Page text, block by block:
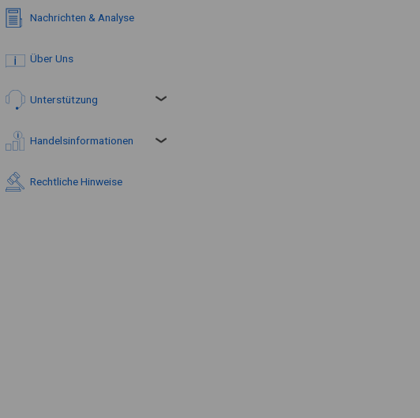
Nachrichten & Analyse
Über Uns
Unterstützung
Handelsinformationen
Rechtliche Hinweise